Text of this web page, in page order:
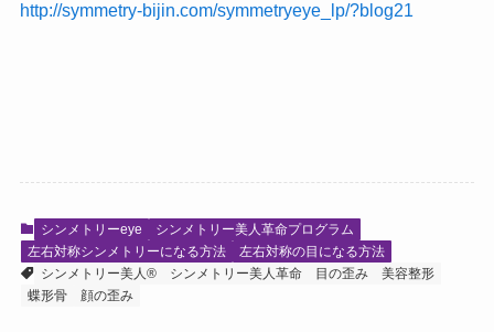
http://symmetry-bijin.com/symmetryeye_lp/?blog21
シンメトリーeye
シンメトリー美人革命プログラム
左右対称シンメトリーになる方法
左右対称の目になる方法
シンメトリー美人®
シンメトリー美人革命 目の歪み
美容整形
蝶形骨
顔の歪み